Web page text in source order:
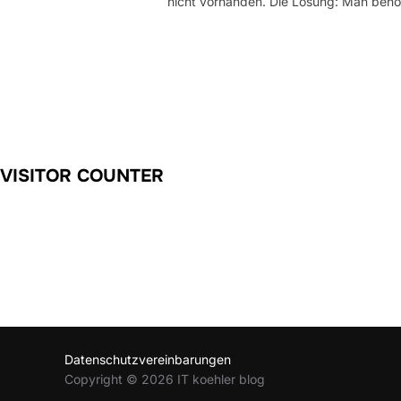
VISITOR COUNTER
Datenschutzvereinbarungen
Copyright © 2026 IT koehler blog